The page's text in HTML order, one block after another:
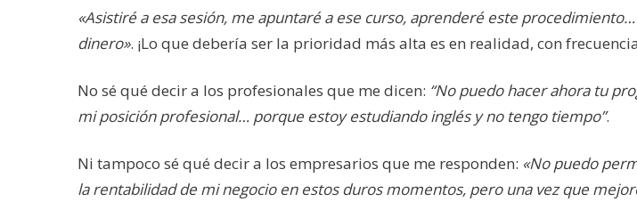
«Asistiré a esa sesión, me apuntaré a ese curso, aprenderé este
dinero». ¡Lo que debería ser la prioridad más alta es en realidad, con
No sé qué decir a los profesionales que me dicen: “No puedo hacer ahora tu
mi posición profesional… porque estoy estudiando inglés y no tengo tiempo”.
Ni tampoco sé qué decir a los empresarios que me responden: «No puedo
la rentabilidad de mi negocio en estos duros momentos, pero una vez que